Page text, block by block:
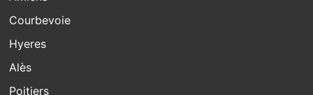
Courbevoie
Hyeres
Alès
Poitiers